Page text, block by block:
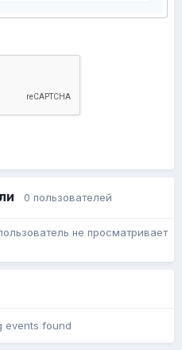
0 пользователей
не просматривает
events found